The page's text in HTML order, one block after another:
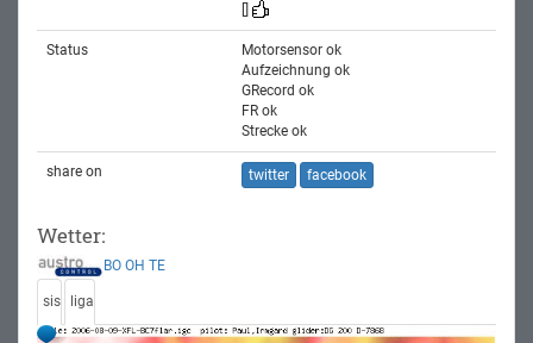
Status
Motorsensor ok
Aufzeichnung ok
GRecord ok
FR ok
Strecke ok
share on twitter facebook
Wetter:
BO OH TE
sis liga